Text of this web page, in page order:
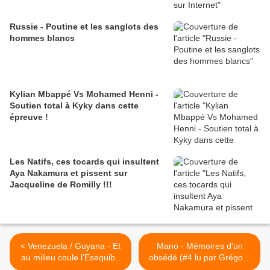
Russie - Poutine et les sanglots des
hommes blancs
Kylian Mbappé Vs Mohamed Henni -
Soutien total à Kyky dans cette
épreuve !
Les Natifs, ces tocards qui insultent
Aya Nakamura et pissent sur
Jacqueline de Romilly !!!
< Venezuela / Guyana - Et
au milieu coule l’Esequibo
Mano - Mémoires d'un
obsédé (#4 lu par Grégory